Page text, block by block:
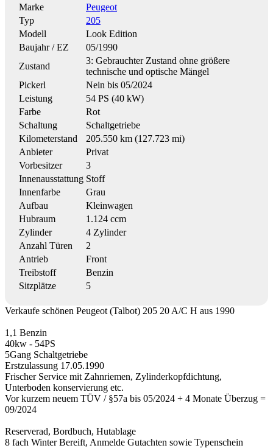
Marke
Peugeot
Typ
205
Modell
Look Edition
Baujahr / EZ
05/1990
Zustand
3: Gebrauchter Zustand ohne größere
technische und optische Mängel
Pickerl
Nein bis 05/2024
Leistung
54 PS (40 kW)
Farbe
Rot
Schaltung
Schaltgetriebe
Kilometerstand
205.550 km (127.723 mi)
Anbieter
Privat
Vorbesitzer
3
Innenausstattung Stoff
Innenfarbe
Grau
Aufbau
Kleinwagen
Hubraum
1.124 ccm
Zylinder
4 Zylinder
Anzahl Türen
2
Antrieb
Front
Treibstoff
Benzin
Sitzplätze
5
Verkaufe schönen Peugeot (Talbot) 205 20 A/C H aus 1990
1,1 Benzin
40kw - 54PS
5Gang Schaltgetriebe
Erstzulassung 17.05.1990
Frischer Service mit Zahnriemen, Zylinderkopfdichtung,
Unterboden konservierung etc.
Vor kurzem neuem TÜV / §57a bis 05/2024 + 4 Monate Überzug =
09/2024
Reserverad, Bordbuch, Hutablage
8 fach Winter Bereift, Anmelde Gutachten sowie Typenschein